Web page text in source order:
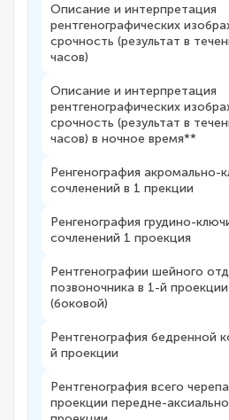
Описание и интерпретация
рентгенографических
срочность (результат в
часов)
Описание и интерпретация
рентгенографических
срочность (результат в
часов) в ночное время**
Ренгенография акромально-
сочленений в 1 прекции
Ренгенография грудино-
сочленений 1 проекция
Рентгенографии шейного
позвоночника в 1-й проекции
(боковой)
Рентгенография бедренной
й проекции
Рентгенография всего
проекции передне-